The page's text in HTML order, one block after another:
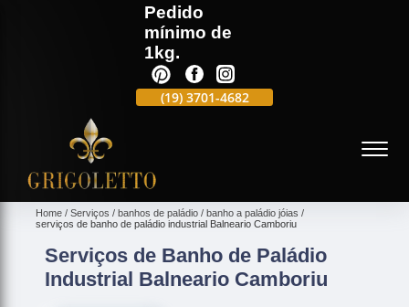
Pedido
mínimo de
1kg.
(19) 3701-4682 (19)
Home Serviços banhos de paládio
banho a paládio jóias
serviços de banho de paládio industrial Balneario Camboriu
Serviços de Banho de Paládio
Industrial Balneario Camboriu